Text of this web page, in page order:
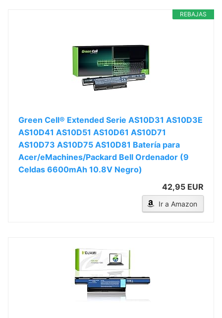
REBAJAS
Green Cell® Extended Serie AS10D31 AS10D3E
AS10D41 AS10D51 AS10D61 AS10D71
AS10D73 AS10D75 AS10D81 Batería para
Acer/eMachines/Packard Bell Ordenador (9
Celdas 6600mAh 10.8V Negro)
42,95 EUR
Ir a Amazon